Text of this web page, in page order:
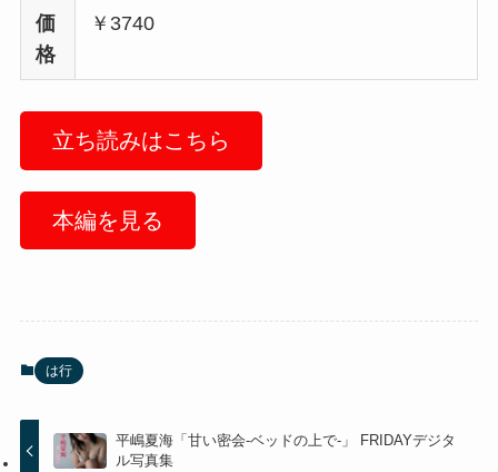
価
格
￥3740
立ち読みはこちら
本編を見る
は行
平嶋夏海「甘い密会-ベッドの上で-」 FRIDAYデジタ
ル写真集